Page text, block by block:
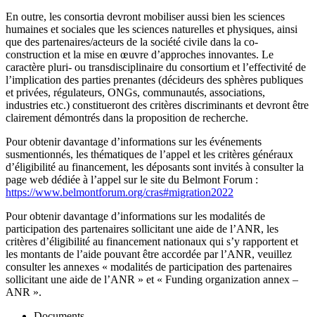
En outre, les consortia devront mobiliser aussi bien les sciences
humaines et sociales que les sciences naturelles et physiques, ainsi
que des partenaires/acteurs de la société civile dans la co-
construction et la mise en œuvre d’approches innovantes. Le
caractère pluri- ou transdisciplinaire du consortium et l’effectivité de
l’implication des parties prenantes (décideurs des sphères publiques
et privées, régulateurs, ONGs, communautés, associations,
industries etc.) constitueront des critères discriminants et devront être
clairement démontrés dans la proposition de recherche.
Pour obtenir davantage d’informations sur les événements
susmentionnés, les thématiques de l’appel et les critères généraux
d’éligibilité au financement, les déposants sont invités à consulter la
page web dédiée à l’appel sur le site du Belmont Forum :
https://www.belmontforum.org/cras#migration2022
Pour obtenir davantage d’informations sur les modalités de
participation des partenaires sollicitant une aide de l’ANR, les
critères d’éligibilité au financement nationaux qui s’y rapportent et
les montants de l’aide pouvant être accordée par l’ANR, veuillez
consulter les annexes « modalités de participation des partenaires
sollicitant une aide de l’ANR » et « Funding organization annex –
ANR ».